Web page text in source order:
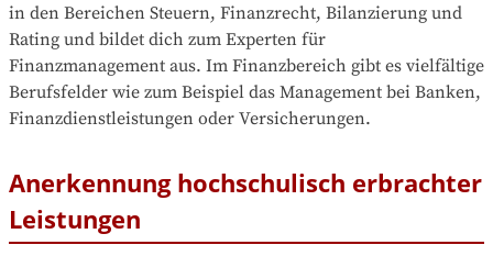
in den Bereichen Steuern, Finanzrecht, Bilanzierung und
Rating und bildet dich zum Experten für
Finanzmanagement aus. Im Finanzbereich gibt es vielfältige
Berufsfelder wie zum Beispiel das Management bei Banken,
Finanzdienstleistungen oder Versicherungen.
Anerkennung hochschulisch erbrachter
Leistungen